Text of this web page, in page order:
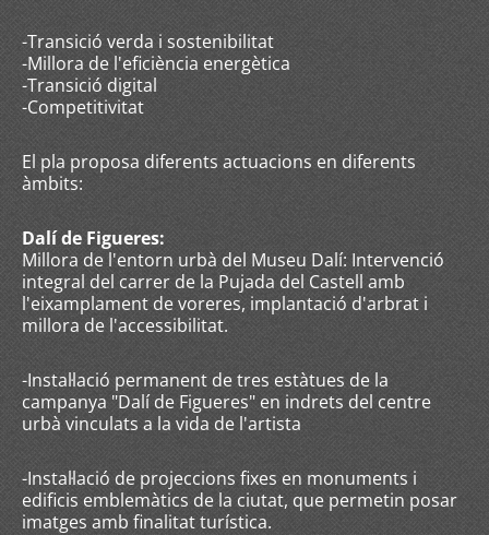
-Transició verda i sostenibilitat
-Millora de l'eficiència energètica
-Transició digital
-Competitivitat
El pla proposa diferents actuacions en diferents
àmbits:
Dalí de Figueres:
Millora de l'entorn urbà del Museu Dalí: Intervenció
integral del carrer de la Pujada del Castell amb
l'eixamplament de voreres, implantació d'arbrat i
millora de l'accessibilitat.
-Instal·lació permanent de tres estàtues de la
campanya "Dalí de Figueres" en indrets del centre
urbà vinculats a la vida de l'artista
-Instal·lació de projeccions fixes en monuments i
edificis emblemàtics de la ciutat, que permetin posar
imatges amb finalitat turística.